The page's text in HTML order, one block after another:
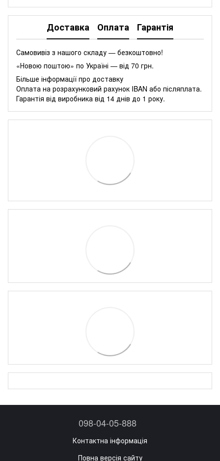
Доставка Оплата Гарантія
Самовивіз з нашого складу — безкоштовно!
«Новою поштою» по Україні — від 70 грн.
Більше інформації про доставку
Оплата на розрахунковий рахунок IBAN або післяплата.
Гарантія від виробника від 14 днів до 1 року.
098-04-05-888
Контактна інформація
Повна версія сайту